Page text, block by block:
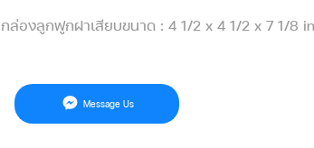
กล่องลูกฟูกฝาเสียบขนาด : 4 1/2 x 4 1/2 x 7 1/8
Message Us